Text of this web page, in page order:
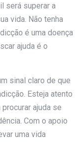
será superar a
vida. Não tenha
é uma doença
ajuda é o
sinal claro de que
Esteja atento
ajuda se
Com o apoio
uma vida